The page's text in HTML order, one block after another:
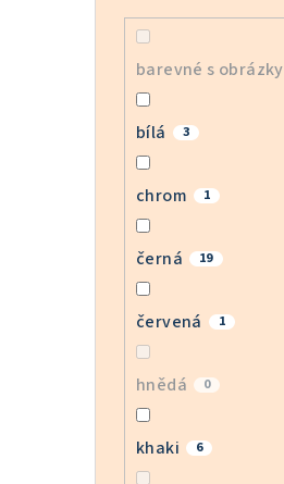
barevné s obrázky
bílá 3
chrom 1
černá 19
červená 1
hnědá 0
khaki 6